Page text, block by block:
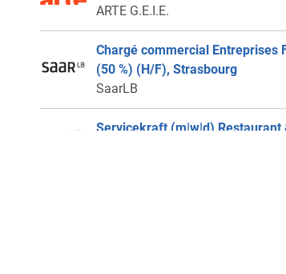
ARTE G.E.I.E.
Chargé commercial Entreprises
(50 %) (H/F), Strasbourg
SaarLB
Servicekraft (m|w|d) Restaurant